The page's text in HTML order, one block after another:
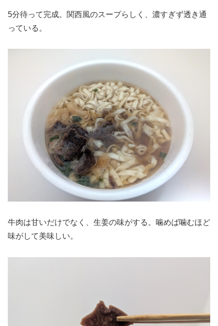
5分待って完成。関西風のスープらしく、濃すぎず透き通
っている。
牛肉は甘いだけでなく、生姜の味がする。噛めば噛むほど
味がして美味しい。